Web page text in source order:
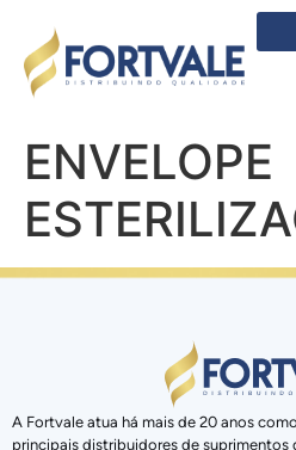
ENVELOPE
A Fortvale atua há mais de 20 anos
principais distribuidores de suprimentos